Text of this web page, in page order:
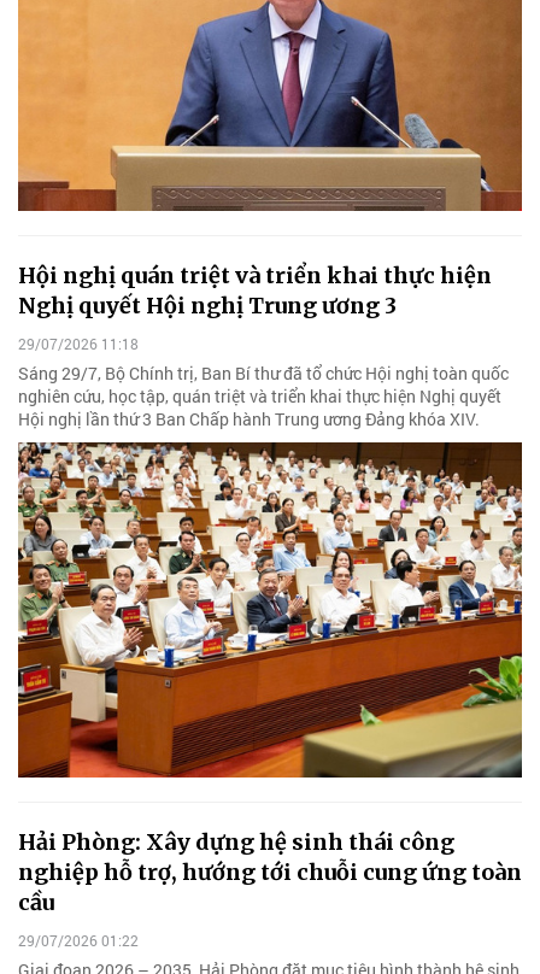
Hội nghị quán triệt và triển khai thực hiện
Nghị quyết Hội nghị Trung ương 3
29/07/2026 11:18
Sáng 29/7, Bộ Chính trị, Ban Bí thư đã tổ chức Hội nghị toàn quốc
nghiên cứu, học tập, quán triệt và triển khai thực hiện Nghị quyết
Hội nghị lần thứ 3 Ban Chấp hành Trung ương Đảng khóa XIV.
Hải Phòng: Xây dựng hệ sinh thái công
nghiệp hỗ trợ, hướng tới chuỗi cung ứng toàn
cầu
29/07/2026 01:22
Giai đoạn 2026 – 2035, Hải Phòng đặt mục tiêu hình thành hệ sinh